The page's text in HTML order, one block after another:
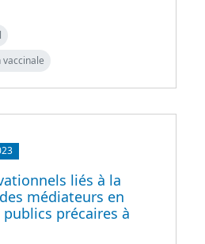
liés à la
médiateurs en
précaires à